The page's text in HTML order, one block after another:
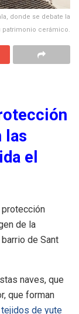
donde se debate la
patrimonio cerámico.
las
el
protección
de la
de Sant
naves, que
que forman
de yute